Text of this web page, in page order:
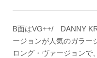
B面はVG++/ DANNY
ージョンが人気のガラー
ロング・ヴァージョンで